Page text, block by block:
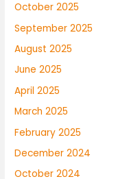
October 2025
September 2025
August 2025
June 2025
April 2025
March 2025
February 2025
December 2024
October 2024